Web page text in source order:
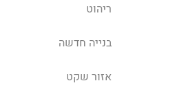
ריהוט
בנייה חדשה
אזור שקט